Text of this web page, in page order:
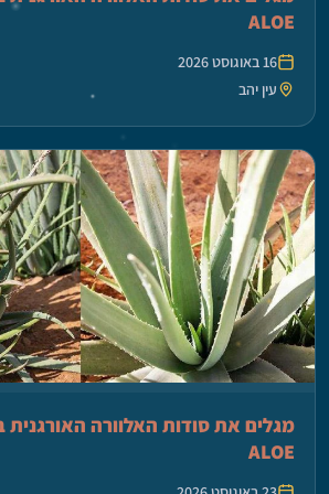
ALOE
16 באוגוסט 2026
עין יהב
ALOE